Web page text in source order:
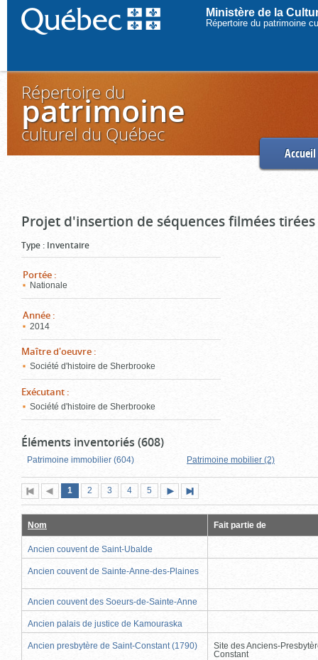
Ministère de la
Répertoire du patrimoine
Répertoire du
patrimoine
culturel du Québec
Accueil
Projet d'insertion de séquences filmées
Type : Inventaire
Portée :
Nationale
Année :
2014
Maître d'oeuvre :
Société d'histoire de Sherbrooke
Exécutant :
Société d'histoire de Sherbrooke
Éléments inventoriés (608)
Patrimoine immobilier (604) Patrimoine mobilier (2)
Première
page
Page
précédente
Page
1 (page
actuelle)
Page
2 Page
3 Page
4 Page
5
suivante
page
Nom Fait partie de
Ancien couvent de Saint-Ubalde
Ancien couvent de Sainte-Anne-des-Plaines
Ancien couvent des Soeurs-de-Sainte-Anne
Ancien palais de justice de Kamouraska
Ancien presbytère de Saint-Constant (1790)
Site des Anciens-
Constant